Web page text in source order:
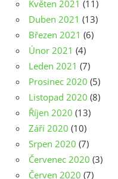
Květen 2021 (11)
Duben 2021 (13)
Březen 2021 (6)
Únor 2021 (4)
Leden 2021 (7)
Prosinec 2020 (5)
Listopad 2020 (8)
Říjen 2020 (13)
Září 2020 (10)
Srpen 2020 (7)
Červenec 2020 (3)
Červen 2020 (7)